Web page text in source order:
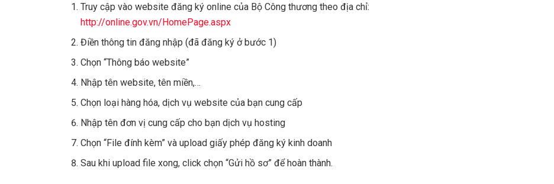
Truy cập vào website đăng ký online của Bộ Công thương theo địa chỉ:
http://online.gov.vn/HomePage.aspx
Điền thông tin đăng nhập (đã đăng ký ở bước 1)
Chọn “Thông báo website”
Nhập tên website, tên miền,…
Chọn loại hàng hóa, dịch vụ website của bạn cung cấp
Nhập tên đơn vị cung cấp cho bạn dịch vụ hosting
Chọn “File đính kèm” và upload giấy phép đăng ký kinh doanh
Sau khi upload file xong, click chọn “Gửi hồ sơ” để hoàn thành.